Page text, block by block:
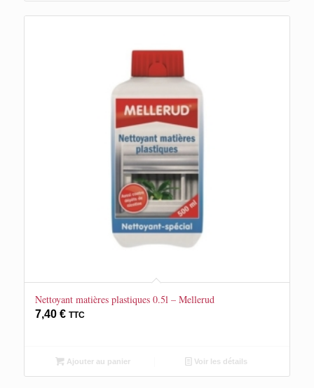
Nettoyant matières plastiques 0.5l – Mellerud
7,40 € TTC
Ajouter au panier Voir les détails